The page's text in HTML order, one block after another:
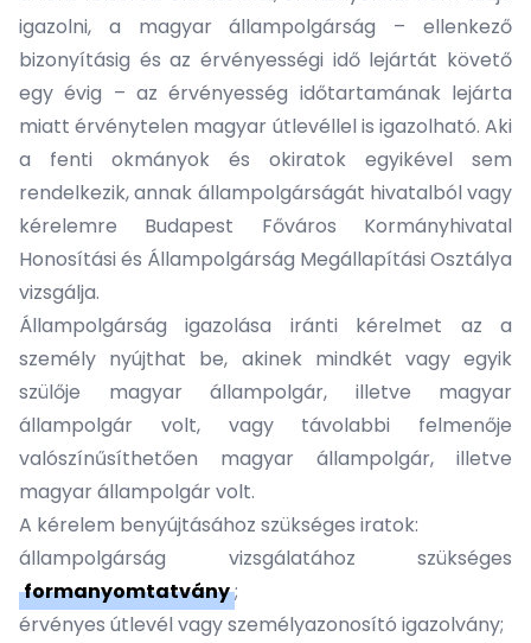
igazolni, a magyar állampolgárság – ellenkező
bizonyításig és az érvényességi idő lejártát követő
egy évig – az érvényesség időtartamának lejárta
miatt érvénytelen magyar útlevéllel is igazolható. Aki
a fenti okmányok és okiratok egyikével sem
rendelkezik, annak állampolgárságát hivatalból vagy
kérelemre Budapest Főváros Kormányhivatal
Honosítási és Állampolgárság Megállapítási Osztálya
vizsgálja.
Állampolgárság igazolása iránti kérelmet az a
személy nyújthat be, akinek mindkét vagy egyik
szülője magyar állampolgár, illetve magyar
állampolgár volt, vagy távolabbi felmenője
valószínűsíthetően magyar állampolgár, illetve
magyar állampolgár volt.
A kérelem benyújtásához szükséges iratok:
állampolgárság vizsgálatához szükséges
formanyomtatvány;
érvényes útlevél vagy személyazonosító igazolvány;